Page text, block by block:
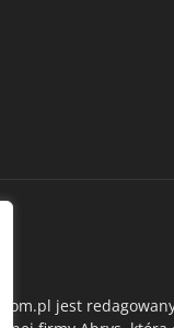
jest